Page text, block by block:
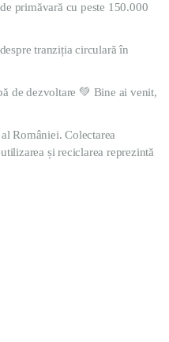
primăvară cu peste 150.000
tranziția circulară în
de dezvoltare 💚 Bine ai venit,
României. Colectarea
și reciclarea reprezintă